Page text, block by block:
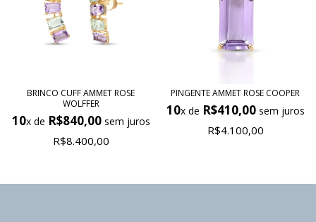
BRINCO CUFF AMMET ROSE
WOLFFER
10x de R$840,00sem juros
R$8.400,00
PINGENTE AMMET ROSE COOPER
10x de R$410,00sem juros
R$4.100,00